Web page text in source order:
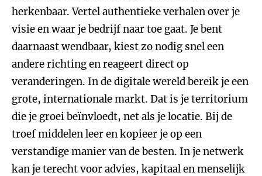
herkenbaar. Vertel authentieke verhalen over je
visie en waar je bedrijf naar toe gaat. Je bent
daarnaast wendbaar, kiest zo nodig snel een
andere richting en reageert direct op
veranderingen. In de digitale wereld bereik je een
grote, internationale markt. Dat is je territorium
die je groei beïnvloedt, net als je locatie. Bij de
troef middelen leer en kopieer je op een
verstandige manier van de besten. In je netwerk
kan je terecht voor advies, kapitaal en menselijk